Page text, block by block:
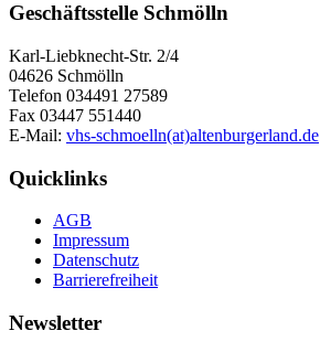
Geschäftsstelle Schmölln
Karl-Liebknecht-Str. 2/4
04626 Schmölln
Telefon 034491 27589
Fax 03447 551440
E-Mail: vhs-schmoelln(at)altenburgerland.de
Quicklinks
AGB
Impressum
Datenschutz
Barrierefreiheit
Newsletter